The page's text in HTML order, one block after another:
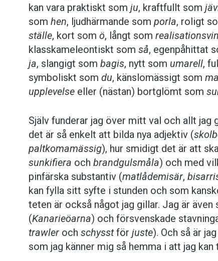
kan vara praktiskt som ju, kraftfullt som
som hen, ljudhärmande som porla, roligt
ställe, kort som ö, långt som
klass­kameleontiskt som så, egenpåhittat
ja, slangigt som bagis, nytt som umarell,
symboliskt som du, känslomässigt som
upplevelse eller (nästan) bortglömt som
Själv funderar jag över mitt val och allt jag
det är så enkelt att bilda nya adjektiv (
paltkomamässig), hur smidigt det är att
sunkifiera och brand­guls­måla) och med
pinfärska substantiv (matlådemisär,
kan fylla sitt syfte i stunden och som
teten är också något jag gillar. Jag är
(Kanarieöarna) och för­svenskade
trawler och schysstför juste). Och så är
som jag känner mig så hemma i att jag